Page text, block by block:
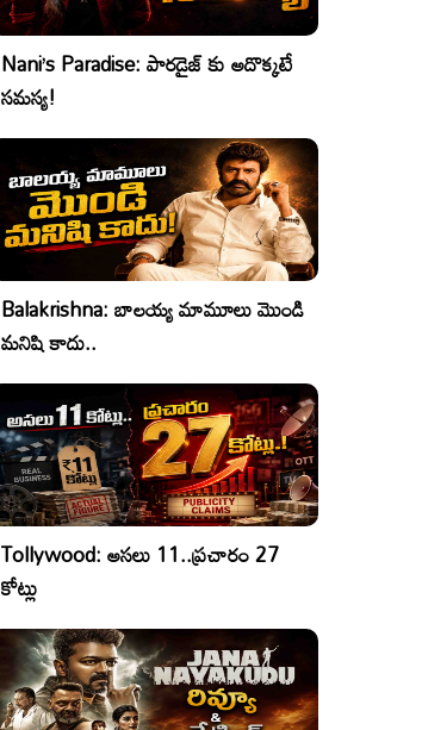
Nani’s Paradise: పారడైజ్ కు అదొక్కటే
సమస్య!
Balakrishna: బాలయ్య మామూలు మొండి
మనిషి కాదు..
Tollywood: అసలు 11..ప్రచారం 27
కోట్లు